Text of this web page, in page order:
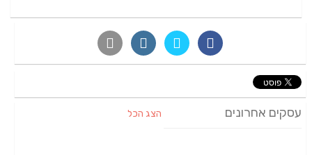
עסקים אחרונים הצג הכל